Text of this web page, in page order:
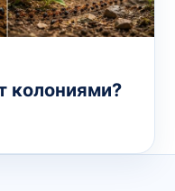
колониями?